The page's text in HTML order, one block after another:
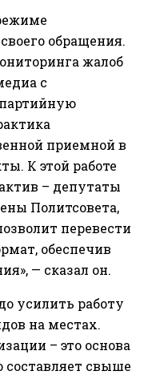
обращения.
жалоб
с
приемной в
К этой работе
– депутаты
Политсовета,
перевести
обеспечив
— сказал он.
усилить работу
на местах.
– это основа
составляет свыше